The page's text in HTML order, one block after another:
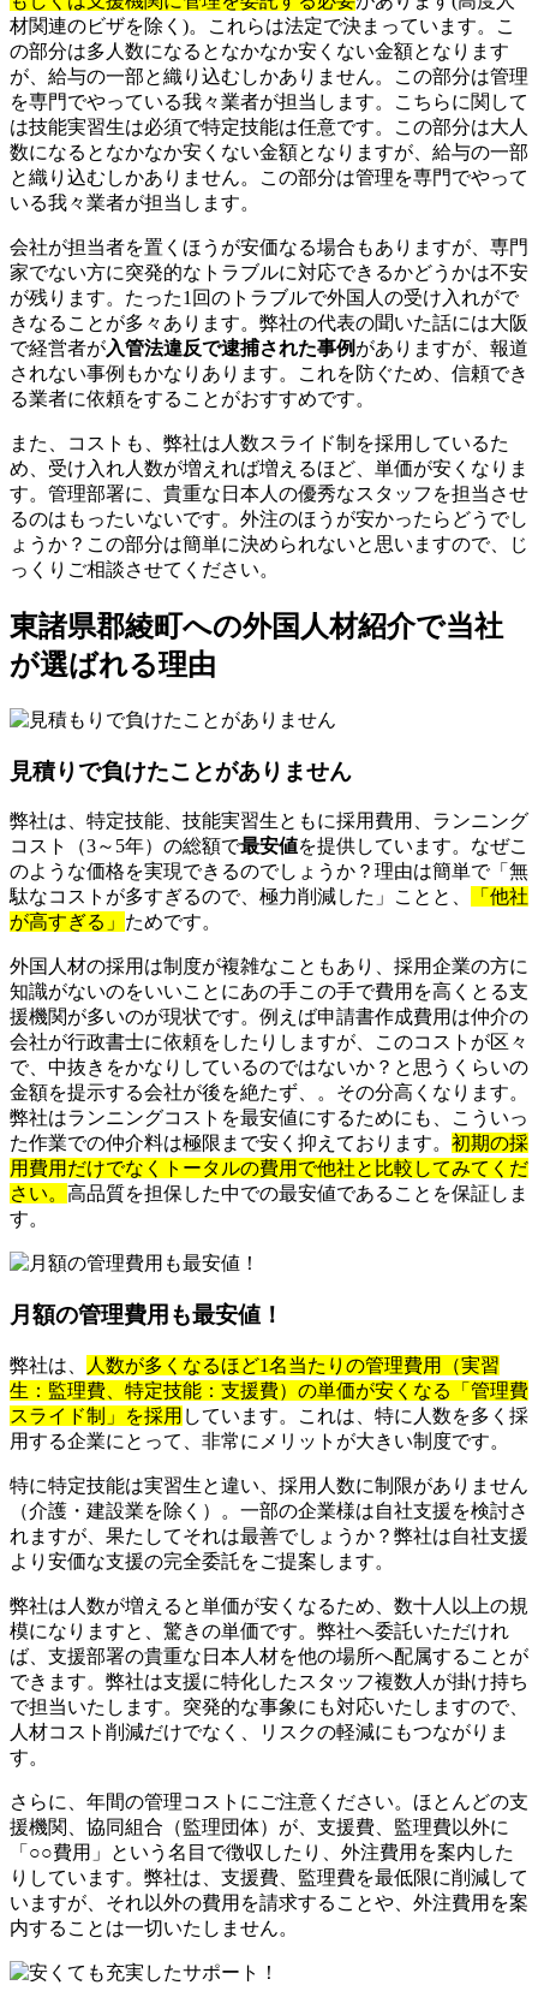
材関連のビザを除く)。これらは法定で決まっています。こ
の部分は多人数になるとなかなか安くない金額となります
が、給与の一部と織り込むしかありません。この部分は管理
を専門でやっている我々業者が担当します。こちらに関して
は技能実習生は必須で特定技能は任意です。この部分は大人
数になるとなかなか安くない金額となりますが、給与の一部
と織り込むしかありません。この部分は管理を専門でやって
いる我々業者が担当します。
会社が担当者を置くほうが安価なる場合もありますが、専門
家でない方に突発的なトラブルに対応できるかどうかは不安
が残ります。たった1回のトラブルで外国人の受け入れがで
きなることが多々あります。弊社の代表の聞いた話には大阪
で経営者が入管法違反で逮捕された事例 がありますが、報道
されない事例もかなりあります。これを防ぐため、信頼でき
る業者に依頼をすることがおすすめです。
また、コストも、弊社は人数スライド制を採用しているた
め、受け入れ人数が増えれば増えるほど、単価が安くなりま
す。管理部署に、貴重な日本人の優秀なスタッフを担当させ
るのはもったいないです。外注のほうが安かったらどうでし
ょうか？この部分は簡単に決められないと思いますので、じ
っくりご相談させてください。
東諸県郡綾町への外国人材紹介で当社
が選ばれる理由
見積りで負けたことがありません
弊社は、特定技能、技能実習生ともに採用費用、ランニング
コスト（3～5年）の総額で最安値を提供しています。なぜこ
のような価格を実現できるのでしょうか？理由は簡単で「無
駄なコストが多すぎるので、極力削減した」ことと、
「他社
が高すぎる」 ためです。
外国人材の採用は制度が複雑なこともあり、採用企業の方に
知識がないのをいいことにあの手この手で費用を高くとる支
援機関が多いのが現状です。例えば申請書作成費用は仲介の
会社が行政書士に依頼をしたりしますが、このコストが区々
で、中抜きをかなりしているのではないか？と思うくらいの
金額を提示する会社が後を絶たず、。その分高くなります。
弊社はランニングコストを最安値にするためにも、こういっ
た作業での仲介料は極限まで安く抑えております。 初期の採
用費用だけでなくトータルの費用で他社と比較してみてくだ
さい。 高品質を担保した中での最安値であることを保証しま
す。
月額の管理費用も最安値！
弊社は、
人数が多くなるほど1名当たりの管理費用（実習
生：監理費、特定技能：支援費）の単価が安くなる「管理費
スライド制」を採用 しています。これは、特に人数を多く採
用する企業にとって、非常にメリットが大きい制度です。
特に特定技能は実習生と違い、採用人数に制限がありません
（介護・建設業を除く）。一部の企業様は自社支援を検討さ
れますが、果たしてそれは最善でしょうか？弊社は自社支援
より安価な支援の完全委託をご提案します。
弊社は人数が増えると単価が安くなるため、数十人以上の規
模になりますと、驚きの単価です。弊社へ委託いただけれ
ば、支援部署の貴重な日本人材を他の場所へ配属することが
できます。弊社は支援に特化したスタッフ複数人が掛け持ち
で担当いたします。突発的な事象にも対応いたしますので、
人材コスト削減だけでなく、リスクの軽減にもつながりま
す。
さらに、年間の管理コストにご注意ください。ほとんどの支
援機関、協同組合（監理団体）が、支援費、監理費以外に
「○○費用」という名目で徴収したり、外注費用を案内した
りしています。弊社は、支援費、監理費を最低限に削減して
いますが、それ以外の費用を請求することや、外注費用を案
内することは一切いたしません。